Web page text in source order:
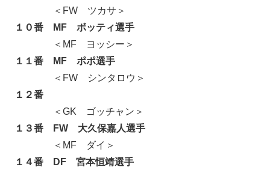
＜FW ツカサ＞
１０番 MF ボッティ選手
＜MF ヨッシー＞
１１番 MF ポポ選手
＜FW シンタロウ＞
１２番
＜GK ゴッチャン＞
１３番 FW 大久保嘉人選手
＜MF ダイ＞
１４番 DF 宮本恒靖選手